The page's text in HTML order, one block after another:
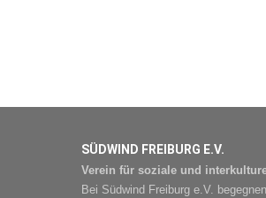
SÜDWIND FREIBURG E.V.
Verein für soziale und
Bei Südwind Freiburg e.V.